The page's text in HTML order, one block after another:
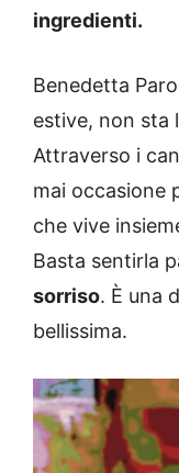
ingredienti.
Benedetta
estive, non sta
Attraverso i
mai occasione
che vive
Basta sentirla
sorriso. È una
bellissima.